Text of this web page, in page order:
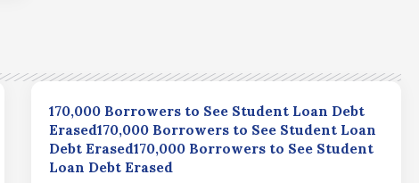
170,000 Borrowers to See Student Loan Debt
Erased170,000 Borrowers to See Student Loan
Debt Erased170,000 Borrowers to See Student
Loan Debt Erased